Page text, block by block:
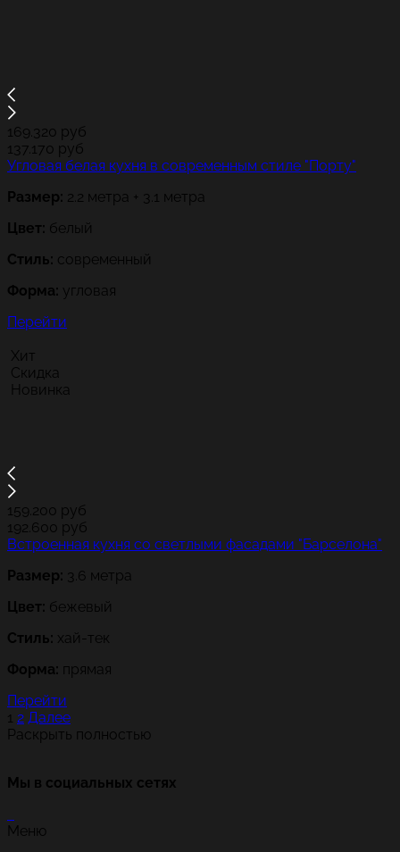
169.320 руб
137.170 руб
Угловая белая кухня в современным стиле "Порту"
Размер: 2.2 метра + 3.1 метра
Цвет: белый
Стиль: современный
Форма: угловая
Перейти
Хит
Скидка
Новинка
159.200 руб
192.600 руб
Встроенная кухня со светлыми фасадами "Барселона"
Размер: 3.6 метра
Цвет: бежевый
Стиль: хай-тек
Форма: прямая
Перейти
Пагинация
записей
1 2 Далее
Раскрыть полностью
Мы в социальных сетях
Меню